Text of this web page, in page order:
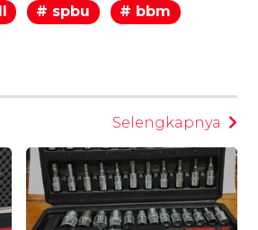
# spbu # bbm
Selengkapnya